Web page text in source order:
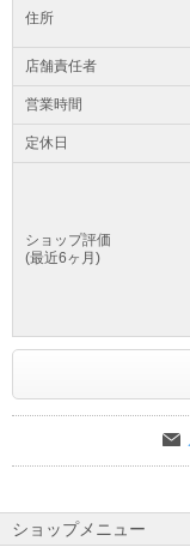
住所
店舗責任者
営業時間
定休日
ショップ評価
(最近6ヶ月)
ショップメニュー